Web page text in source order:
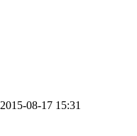
2015-08-17 15:31